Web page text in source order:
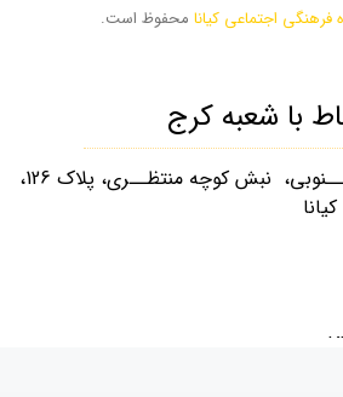
فرهنگی اجتماعی کیانا محفوظ است.
با شعبه کرج
البرز، کرج، طالقانـی جـــنوبی، نبش کوچه منتظــری، پلاک 126،